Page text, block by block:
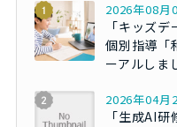
2026年08月
「キッズ
個別指導「
ーアルしま
2026年04月
「生成AI